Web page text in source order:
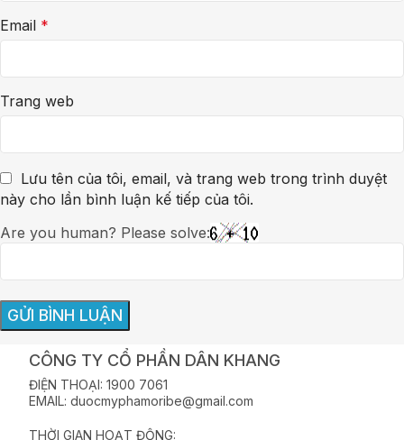
Email *
Trang web
Lưu tên của tôi, email, và trang web trong trình duyệt
này cho lần bình luận kế tiếp của tôi.
Are you human? Please solve:
CÔNG TY CỔ PHẦN DÂN KHANG
ĐIỆN THOẠI: 1900 7061
EMAIL: duocmyphamoribe@gmail.com
THỜI GIAN HOẠT ĐỘNG: